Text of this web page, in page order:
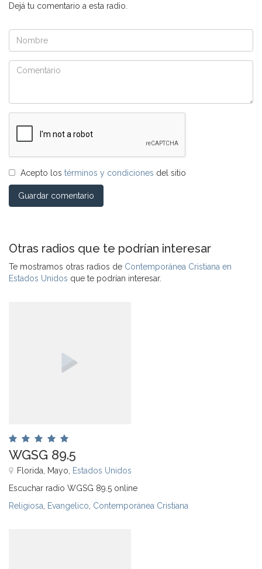
Dejá tu comentario a esta radio.
Acepto los términos y condiciones del sitio
Guardar comentario
Otras radios que te podrían interesar
Te mostramos otras radios de Contemporánea Cristiana en
Estados Unidos que te podrían interesar.
WGSG 89.5
Florida, Mayo, Estados Unidos
Escuchar radio WGSG 89.5 online
Religiosa Evangelico Contemporánea Cristiana